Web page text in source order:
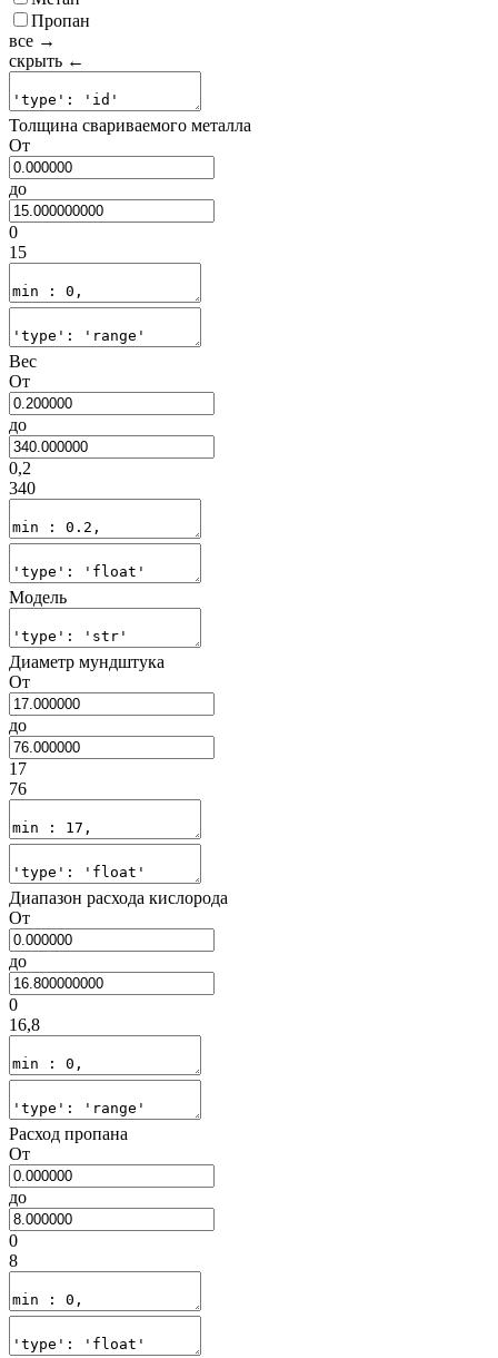
Пропан
все →
скрыть ←
Толщина свариваемого металла
От
до
0
15
Вес
От
до
0,2
340
Модель
Диаметр мундштука
От
до
17
76
Диапазон расхода кислорода
От
до
0
16,8
Расход пропана
От
до
0
8